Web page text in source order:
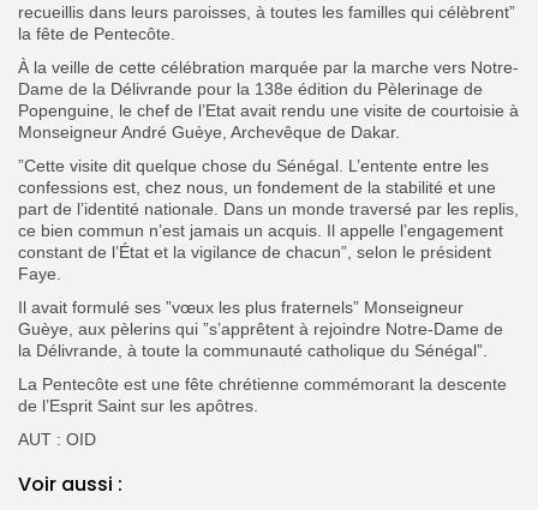
recueillis dans leurs paroisses, à toutes les familles qui célèbrent”
la fête de Pentecôte.
À la veille de cette célébration marquée par la marche vers Notre-
Dame de la Délivrande pour la 138e édition du Pèlerinage de
Popenguine, le chef de l’Etat avait rendu une visite de courtoisie à
Monseigneur André Guèye, Archevêque de Dakar.
”Cette visite dit quelque chose du Sénégal. L’entente entre les
confessions est, chez nous, un fondement de la stabilité et une
part de l’identité nationale. Dans un monde traversé par les replis,
ce bien commun n’est jamais un acquis. Il appelle l’engagement
constant de l’État et la vigilance de chacun”, selon le président
Faye.
Il avait formulé ses ”vœux les plus fraternels” Monseigneur
Guèye, aux pèlerins qui ”s’apprêtent à rejoindre Notre-Dame de
la Délivrande, à toute la communauté catholique du Sénégal”.
La Pentecôte est une fête chrétienne commémorant la descente
de l’Esprit Saint sur les apôtres.
AUT : OID
Voir aussi :